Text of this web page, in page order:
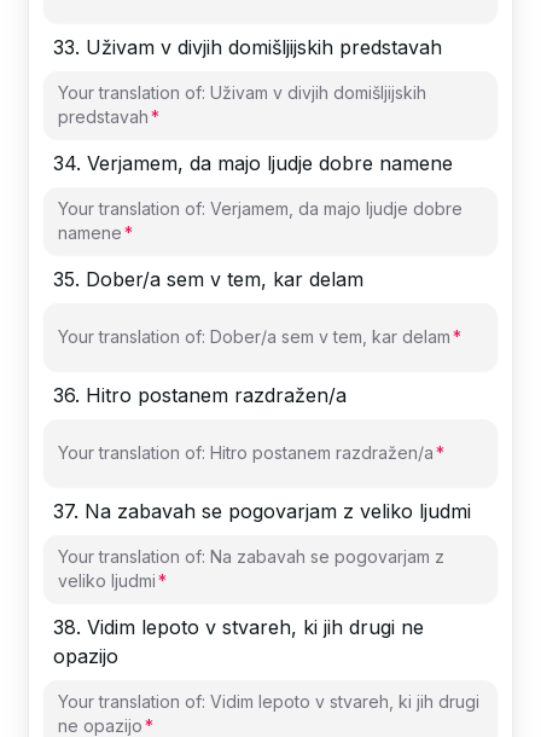
33. Uživam v divjih domišljijskih predstavah
Your translation of: Uživam v divjih domišljijskih
predstavah
34. Verjamem, da majo ljudje dobre namene
Your translation of: Verjamem, da majo ljudje dobre
namene
35. Dober/a sem v tem, kar delam
Your translation of: Dober/a sem v tem, kar delam
36. Hitro postanem razdražen/a
Your translation of: Hitro postanem razdražen/a
37. Na zabavah se pogovarjam z veliko ljudmi
Your translation of: Na zabavah se pogovarjam z
veliko ljudmi
38. Vidim lepoto v stvareh, ki jih drugi ne
opazijo
Your translation of: Vidim lepoto v stvareh, ki jih drugi
ne opazijo